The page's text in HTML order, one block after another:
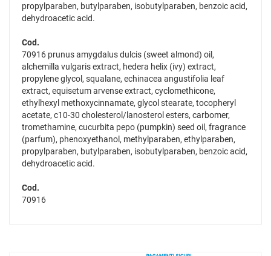
propylparaben, butylparaben, isobutylparaben, benzoic acid,
dehydroacetic acid.
Cod.
70916 prunus amygdalus dulcis (sweet almond) oil,
alchemilla vulgaris extract, hedera helix (ivy) extract,
propylene glycol, squalane, echinacea angustifolia leaf
extract, equisetum arvense extract, cyclomethicone,
ethylhexyl methoxycinnamate, glycol stearate, tocopheryl
acetate, c10-30 cholesterol/lanosterol esters, carbomer,
tromethamine, cucurbita pepo (pumpkin) seed oil, fragrance
(parfum), phenoxyethanol, methylparaben, ethylparaben,
propylparaben, butylparaben, isobutylparaben, benzoic acid,
dehydroacetic acid.
Cod.
70916